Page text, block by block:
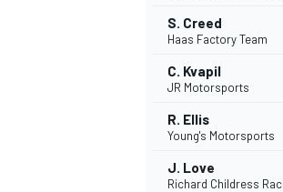
WEC
S. Creed
Haas Factory Team
C. Kvapil
JR Motorsports
R. Ellis
Young's Motorsports
J. Love
Richard Childress